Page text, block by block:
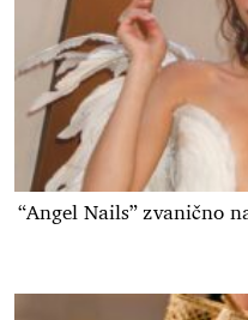
“Angel Nails” zvanično